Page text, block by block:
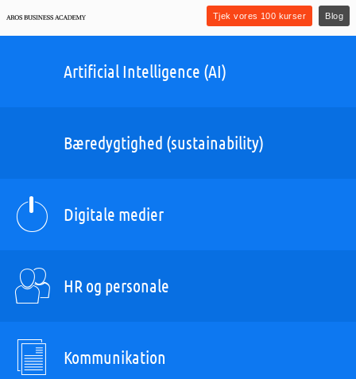
Tjek vores 100 kurser Blog
Artificial Intelligence (AI)
Bæredygtighed (sustainability)
Digitale medier
HR og personale
Kommunikation